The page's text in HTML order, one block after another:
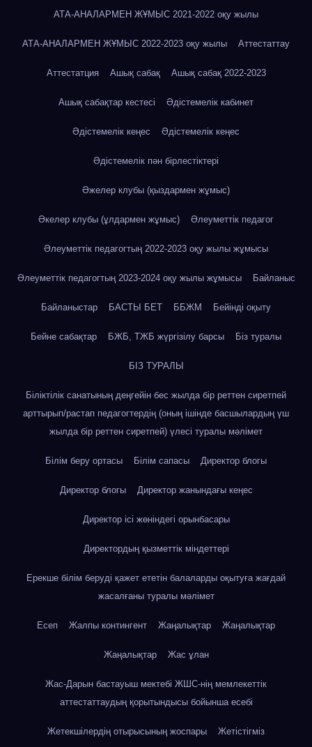
АТА-АНАЛАРМЕН ЖҰМЫС 2021-2022 оқу жылы
АТА-АНАЛАРМЕН ЖҰМЫС 2022-2023 оқу жылы Аттестаттау
Аттестатция Ашық сабақ Ашық сабақ 2022-2023
Ашық сабақтар кестесі Әдістемелік кабинет
Әдістемелік кеңес Әдістемелік кеңес
Әдістемелік пән бірлестіктері
Әжелер клубы (қыздармен жұмыс)
Әкелер клубы (ұлдармен жұмыс) Әлеуметтік педагог
Әлеуметтік педагогтың 2022-2023 оқу жылы жұмысы
Әлеуметтік педагогтың 2023-2024 оқу жылы жұмысы Байланыс
Байланыстар БАСТЫ БЕТ ББЖМ Бейінді оқыту
Бейне сабақтар БЖБ, ТЖБ жүргізілу барсы Біз туралы
БІЗ ТУРАЛЫ
Біліктілік санатының деңгейін бес жылда бір реттен сиретпей
арттырып/растап педагогтердің (оның ішінде басшылардың үш
жылда бір реттен сиретпей) үлесі туралы мәлімет
Білім беру ортасы Білім сапасы Директор блогы
Директор блогы Директор жанындағы кеңес
Директор ісі жөніндегі орынбасары
Директордың қызметтік міндеттері
Ерекше білім беруді қажет ететін балаларды оқытуға жағдай
жасалғаны туралы мәлімет
Есеп Жалпы контингент Жаңалықтар Жаңалықтар
Жаңалықтар Жас ұлан
Жас-Дарын бастауыш мектебі ЖШС-нің мемлекеттік
аттестаттаудың қорытындысы бойынша есебі
Жетекшілердің отырысының жоспары Жетістігміз